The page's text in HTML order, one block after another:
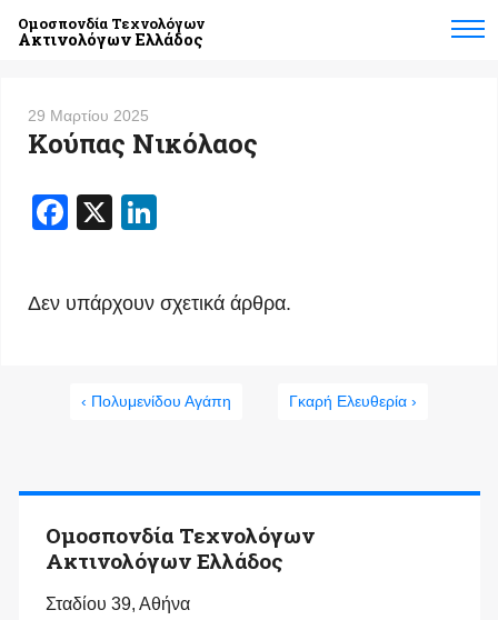
Ομοσπονδία Τεχνολόγων
Ακτινολόγων Ελλάδος
29 Μαρτίου 2025
Κούπας Νικόλαος
Facebook
X
Δεν υπάρχουν σχετικά άρθρα.
‹ Πολυμενίδου Αγάπη Γκαρή Ελευθερία ›
Ομοσπονδία Τεχνολόγων
Ακτινολόγων Ελλάδος
Σταδίου 39, Αθήνα